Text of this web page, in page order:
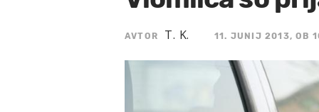
AVTOR T. K. 11. JUNIJ 2013, OB